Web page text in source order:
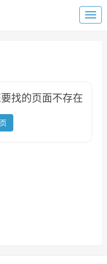
找的页面不存在